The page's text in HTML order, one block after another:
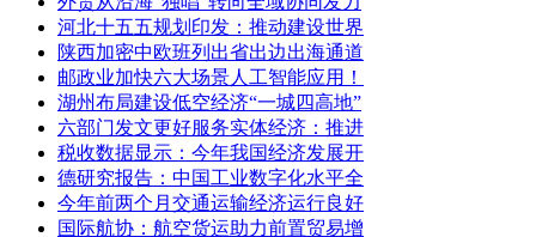
河北十五五规划印发：推动建设世界
陕西加密中欧班列出省出边出海通道
邮政业加快六大场景人工智能应用！
湖州布局建设低空经济“一城四高地”
六部门发文更好服务实体经济：推进
税收数据显示：今年我国经济发展开
德研究报告：中国工业数字化水平全
今年前两个月交通运输经济运行良好
国际航协：航空货运助力前置贸易增